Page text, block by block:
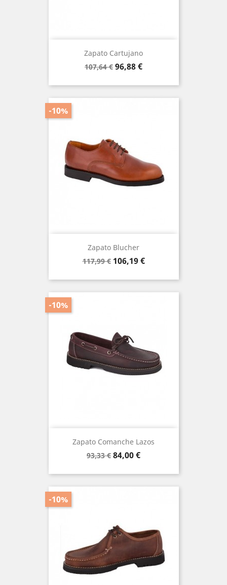
Zapato Cartujano
Precio
107,64 € Precio
96,88 €
Zapato Blucher
Precio
117,99 €
-10%
Precio
106,19 €
Zapato Comanche Lazos
Precio
93,33 €
-10%
Precio
84,00 €
-10%